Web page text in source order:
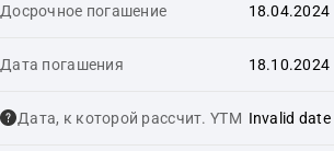
Досрочное погашение 18.04.2024
Дата погашения 18.10.2024
Дата, к которой рассчит. YTM Invalid date